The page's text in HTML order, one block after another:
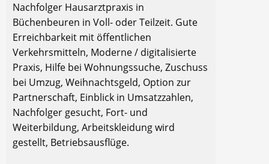
Nachfolger Hausarztpraxis in
Büchenbeuren in Voll- oder Teilzeit. Gute
Erreichbarkeit mit öffentlichen
Verkehrsmitteln, Moderne / digitalisierte
Praxis, Hilfe bei Wohnungssuche, Zuschuss
bei Umzug, Weihnachtsgeld, Option zur
Partnerschaft, Einblick in Umsatzzahlen,
Nachfolger gesucht, Fort- und
Weiterbildung, Arbeitskleidung wird
gestellt, Betriebsausflüge.